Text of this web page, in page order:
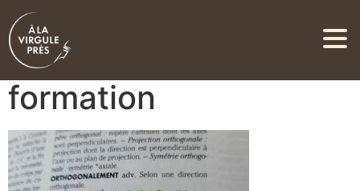
Photo pour la page
formation